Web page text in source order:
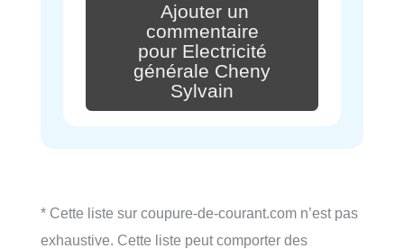
Ajouter un
commentaire
pour Electricité
générale Cheny
Sylvain
* Cette liste sur coupure-de-courant.com n’est pas
exhaustive. Cette liste peut comporter des